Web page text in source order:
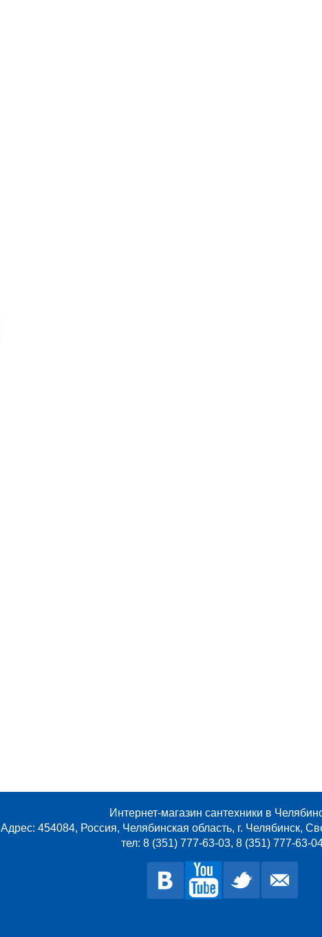
Интернет-магазин сантехники в
Адрес: 454084, Россия, Челябинская область, г. Челябинск,
тел: 8 (351) 777-63-03, 8 (351) 777-63-